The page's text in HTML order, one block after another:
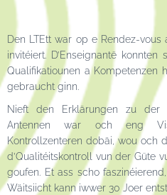
Den LTEtt war op e Rendez-vous
invitéiert. D’Enseignantë
Qualifikatiounen a Kompetenzen
gebraucht ginn.
Nieft den Erklärungen zu der
Antennen war och eng
Kontrollzenteren dobäi, wou och
d’Qualitéitskontroll vun der Güte
goufen. Et ass scho
Wäitsiicht kann iwwer 30 Joer